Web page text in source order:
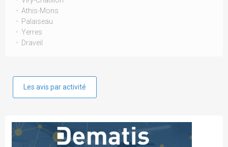
Athis-Mons
Palaiseau
Yerres
Draveil
Les avis par activité